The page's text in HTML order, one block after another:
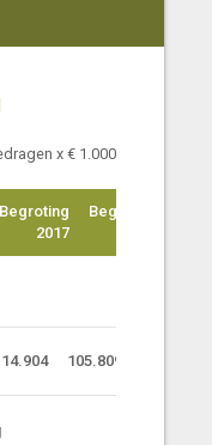
x € 1.000
Begroting
2017
Begroting
105.809